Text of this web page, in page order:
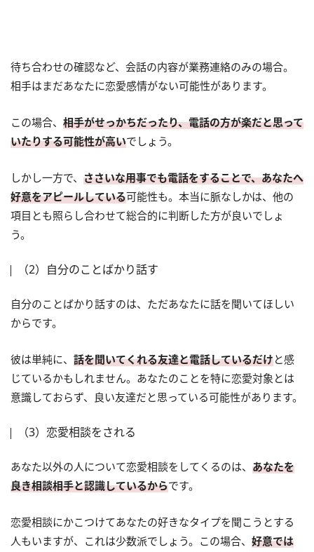
待ち合わせの確認など、会話の内容が業務連絡のみの場合。
相手はまだあなたに恋愛感情がない可能性があります。
この場合、 相手がせっかちだったり、電話の方が楽だと思って
いたりする可能性が高いでしょう。
しかし一方で、 ささいな用事でも電話をすることで、あなたへ
好意をアピールしている可能性も。本当に脈なしかは、他の
項目とも照らし合わせて総合的に判断した方が良いでしょ
う。
（2）自分のことばかり話す
自分のことばかり話すのは、ただあなたに話を聞いてほしい
からです。
彼は単純に、 話を聞いてくれる友達と電話しているだけと感
じているかもしれません。あなたのことを特に恋愛対象とは
意識しておらず、良い友達だと思っている可能性があります。
（3）恋愛相談をされる
あなた以外の人について恋愛相談をしてくるのは、 あなたを
良き相談相手と認識しているからです。
恋愛相談にかこつけてあなたの好きなタイプを聞こうとする
人もいますが、これは少数派でしょう。この場合、 好意では